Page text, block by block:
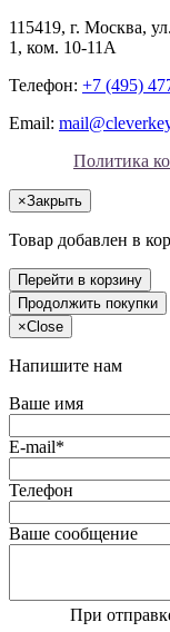
115419, г. Москва, ул.
1, ком. 10-11А
Телефон: +7 (495)
Email:
Политика
×Закрыть
Товар добавлен в
Перейти в корзину
Продолжить покупки
×Close
Напишите нам
Ваше имя
E-mail*
Телефон
Ваше сообщение
При